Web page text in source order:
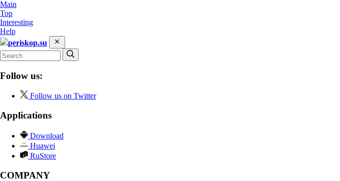
Main
Top
Interesting
Help
periskop.su
Follow us:
Follow us on Twitter
Applications
Download
Huawei
RuStore
COMPANY